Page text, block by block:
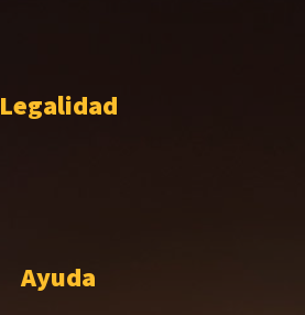
Legalidad
Ayuda